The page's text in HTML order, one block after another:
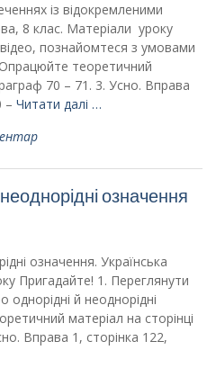
із відокремленими
8 клас. Матеріали уроку
познайомтеся з умовами
теоретичний
70 – 71. 3. Усно. Вправа
– Читати далі …
означення
означення. Українська
Пригадайте! 1. Переглянути
однорідні й неоднорідні
матеріал на сторінці
Вправа 1, сторінка 122,